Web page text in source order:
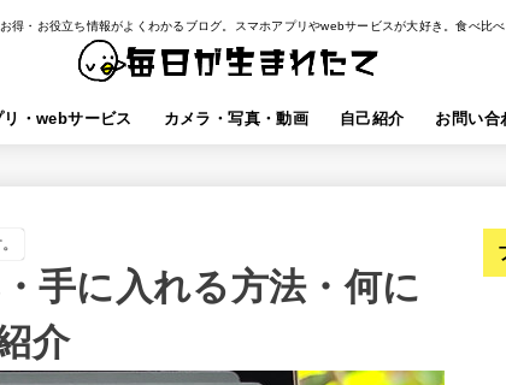
得・お役立ち情報がよくわかるブログ。スマホアプリやwebサービスが大好き。食べ比べ
リ・webサービス カメラ・写真・動画 自己紹介 お問い合
手に入れる方法・何に
介